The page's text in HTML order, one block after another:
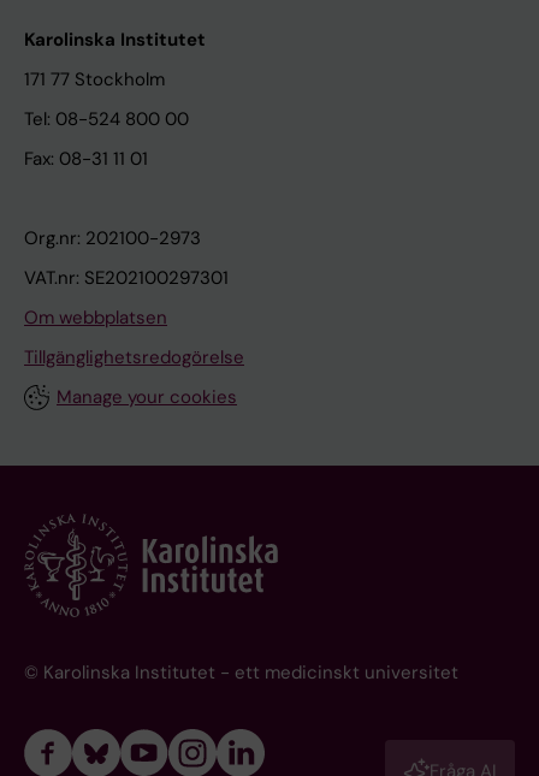
Karolinska Institutet
171 77 Stockholm
Tel: 08-524 800 00
Fax: 08-31 11 01
Org.nr: 202100-2973
VAT.nr: SE202100297301
Om webbplatsen
Tillgänglighetsredogörelse
Manage your cookies
© Karolinska Institutet - ett medicinskt universitet
Fråga AI